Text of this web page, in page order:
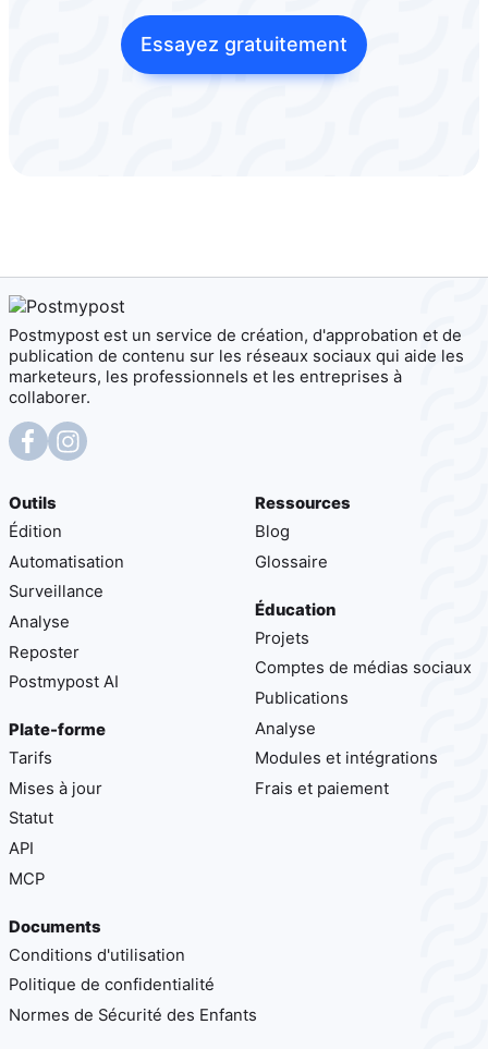
Essayez gratuitement
Postmypost est un service de création, d'approbation et de
publication de contenu sur les réseaux sociaux qui aide les
marketeurs, les professionnels et les entreprises à
collaborer.
Outils
Édition
Automatisation
Surveillance
Analyse
Reposter
Postmypost AI
Plate-forme
Tarifs
Mises à jour
Statut
API
MCP
Ressources
Blog
Glossaire
Éducation
Projets
Comptes de médias sociaux
Publications
Analyse
Modules et intégrations
Frais et paiement
Documents
Conditions d'utilisation
Politique de confidentialité
Normes de Sécurité des Enfants